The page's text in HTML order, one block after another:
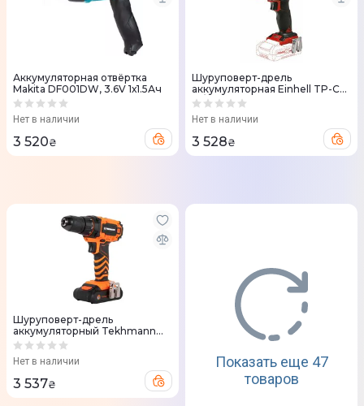
Аккумуляторная отвёртка
Makita DF001DW, 3.6V 1х1.5Ач
Нет в наличии
3 520₴
Шуруповерт-дрель
аккумуляторная Einhell TP-CD
18/50 Li-i BL-Solo 18V 50Нм
(4513942)
Нет в наличии
3 528₴
Шуруповерт-дрель
аккумуляторный Tekhmann
TCD-18 LIW 18В кейс
Нет в наличии
3 537₴
Показать еще 47
товаров